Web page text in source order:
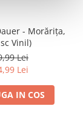
- Morărița,
Vinil)
Lei
Lei
IN COS